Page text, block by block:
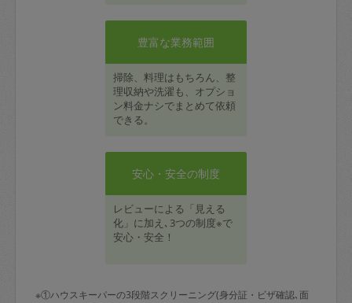
豊富な業務範囲
掃除、料理はもちろん、整
理収納や洗濯も、オプショ
ン料金ナシでまとめて依頼
できる。
安心・安全の制度
レビューによる「見える
化」に加え､3つの制度※で
安心・安全！
※①ハウスキーパーの3段階スクリーニング(身分証・ビザ確認､面